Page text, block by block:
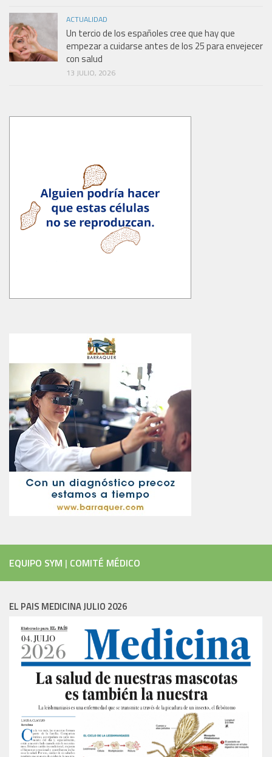
ACTUALIDAD
Un tercio de los españoles cree que hay que
empezar a cuidarse antes de los 25 para envejecer
con salud
13 JULIO, 2026
EQUIPO SYM | COMITÉ MÉDICO
EL PAIS MEDICINA JULIO 2026